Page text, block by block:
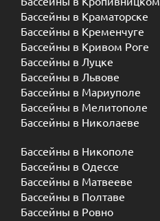
Бассейны в Краматорске
Бассейны в Кременчуге
Бассейны в Кривом Роге
Бассейны в Луцке
Бассейны в Львове
Бассейны в Мариуполе
Бассейны в Мелитополе
Бассейны в Николаеве
Бассейны в Никополе
Бассейны в Одессе
Бассейны в Матвееве
Бассейны в Полтаве
Бассейны в Ровно